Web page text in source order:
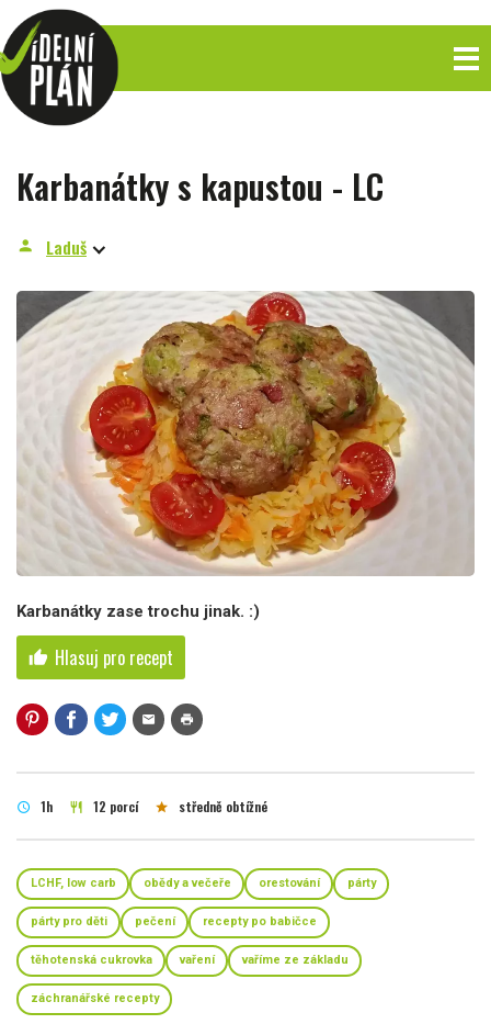
Karbanátky s kapustou - LC
person Laduš
Karbanátky zase trochu jinak. :)
thumb_up Hlasuj pro recept
mail print
schedule 1h restaurant 12 porcí star středně obtížné
LCHF, low carb obědy a večeře orestování párty
párty pro děti pečení recepty po babičce
těhotenská cukrovka vaření vaříme ze základu
záchranářské recepty